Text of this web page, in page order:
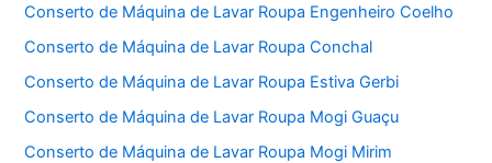
Conserto de Máquina de Lavar Roupa Engenheiro Coelho
Conserto de Máquina de Lavar Roupa Conchal
Conserto de Máquina de Lavar Roupa Estiva Gerbi
Conserto de Máquina de Lavar Roupa Mogi Guaçu
Conserto de Máquina de Lavar Roupa Mogi Mirim